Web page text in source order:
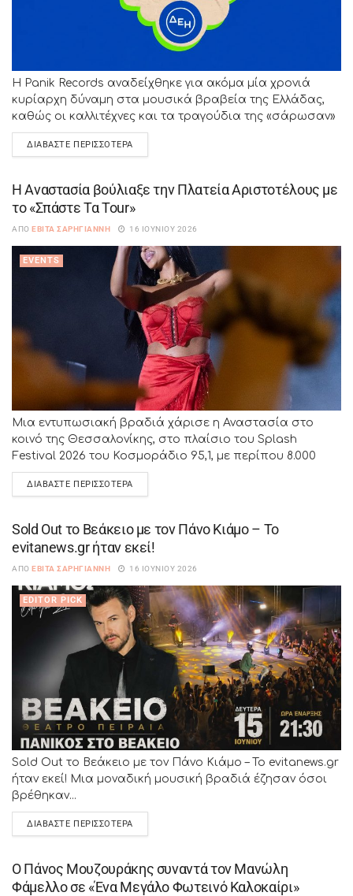
Η Panik Records αναδείχθηκε για ακόμα μία χρονιά
κυρίαρχη δύναμη στα μουσικά βραβεία της Ελλάδας,
καθώς οι καλλιτέχνες και τα τραγούδια της «σάρωσαν»
στα Mad VΜΑ...
ΔΙΑΒΆΣΤΕ ΠΕΡΙΣΣΌΤΕΡΑ
Η Αναστασία βούλιαξε την Πλατεία Αριστοτέλους με
το «Σπάστε Τα Tour»
ΑΠΌ ΕΒΊΤΑ ΣΑΡΗΓΙΆΝΝΗ 16 ΙΟΥΝΊΟΥ 2026
EVENTS
Μια εντυπωσιακή βραδιά χάρισε η Αναστασία στο
κοινό της Θεσσαλονίκης, στο πλαίσιο του Splash
Festival 2026 του Κοσμοράδιο 95,1, με περίπου 8.000
θεατές να κατακλύζουν την κατάμεστη Πλατεία
Αριστοτέλους....
ΔΙΑΒΆΣΤΕ ΠΕΡΙΣΣΌΤΕΡΑ
Sold Out το Βεάκειο με τον Πάνο Κιάμο – Το
evitanews.gr ήταν εκεί!
ΑΠΌ ΕΒΊΤΑ ΣΑΡΗΓΙΆΝΝΗ 16 ΙΟΥΝΊΟΥ 2026
EDITOR PICK
Sold Out το Βεάκειο με τον Πάνο Κιάμο – Το evitanews.gr
ήταν εκεί! Μια μοναδική μουσική βραδιά έζησαν όσοι
βρέθηκαν...
ΔΙΑΒΆΣΤΕ ΠΕΡΙΣΣΌΤΕΡΑ
Ο Πάνος Μουζουράκης συναντά τον Μανώλη
Φάμελλο σε «Ένα Μεγάλο Φωτεινό Καλοκαίρι»